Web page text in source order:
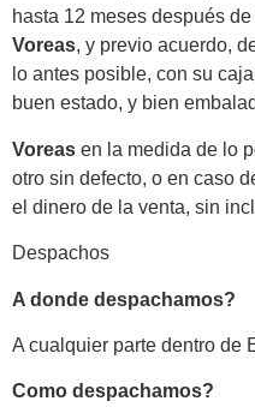
hasta 12 meses después
Voreas, y previo acuerdo,
lo antes posible, con su
buen estado, y bien
Voreas en la medida de lo
otro sin defecto, o en caso
el dinero de la venta, sin
Despachos
A donde despachamos?
A cualquier parte dentro de
Como despachamos?